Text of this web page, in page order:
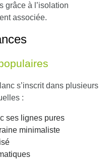
grâce à l’isolation
associée.
s’inscrit dans plusieurs
:
ses lignes pures
minimaliste